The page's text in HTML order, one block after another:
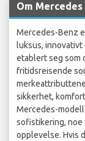
Om
Mercedes-Benz
luksus,
etablert seg som
fritidsreisende
sikkerhet,
Mercedes-
sofistikering, noe
opplevelse. Hvis